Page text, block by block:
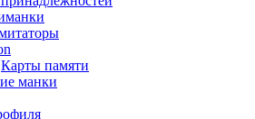
Карты памяти
манки